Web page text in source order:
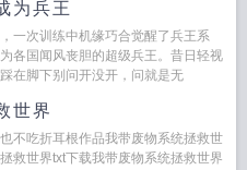
为兵王
一次训练中机缘巧合觉醒了兵王系
各国闻风丧胆的超级兵王。昔日轻视
在脚下别问开没开，问就是无
世界
不吃折耳根作品我带废物系统拯救世
救世界txt下载我带废物系统拯救世界